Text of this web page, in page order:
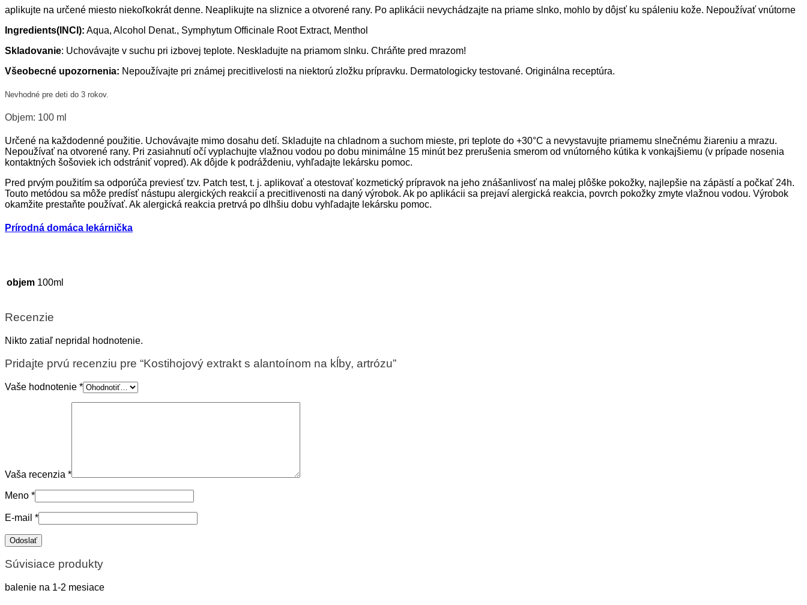
aplikujte na určené miesto niekoľkokrát denne. Neaplikujte na sliznice a otvorené rany. Po aplikácii nevychádzajte na priame slnko, mohlo by dôjsť ku spáleniu kože. Nepoužívať vnútorne
Ingredients(INCI): Aqua, Alcohol Denat., Symphytum Officinale Root Extract, Menthol
Skladovanie: Uchovávajte v suchu pri izbovej teplote. Neskladujte na priamom slnku. Chráňte pred mrazom!
Všeobecné upozornenia: Nepoužívajte pri známej precitlivelosti na niektorú zložku prípravku. Dermatologicky testované. Originálna receptúra.
Nevhodné pre deti do 3 rokov.
Objem: 100 ml
Určené na každodenné použitie. Uchovávajte mimo dosahu detí. Skladujte na chladnom a suchom mieste, pri teplote do +30°C a nevystavujte priamemu slnečnému žiareniu a mrazu.
Nepoužívať na otvorené rany. Pri zasiahnutí očí vyplachujte vlažnou vodou po dobu minimálne 15 minút bez prerušenia smerom od vnútorného kútika k vonkajšiemu (v prípade nosenia
kontaktných šošoviek ich odstrániť vopred). Ak dôjde k podráždeniu, vyhľadajte lekársku pomoc.
Pred prvým použitím sa odporúča previesť tzv. Patch test, t. j. aplikovať a otestovať kozmetický prípravok na jeho znášanlivosť na malej plôške pokožky, najlepšie na zápästí a počkať 24h.
Touto metódou sa môže predísť nástupu alergických reakcií a precitlivenosti na daný výrobok. Ak po aplikácii sa prejaví alergická reakcia, povrch pokožky zmyte vlažnou vodou. Výrobok
okamžite prestaňte používať. Ak alergická reakcia pretrvá po dlhšiu dobu vyhľadajte lekársku pomoc.
Prírodná domáca lekárnička
objem 100ml
Recenzie
Nikto zatiaľ nepridal hodnotenie.
Pridajte prvú recenziu pre “Kostihojový extrakt s alantoínom na kĺby, artrózu”
Vaše hodnotenie *
Vaša recenzia *
Meno *
E-mail *
Súvisiace produkty
balenie na 1-2 mesiace